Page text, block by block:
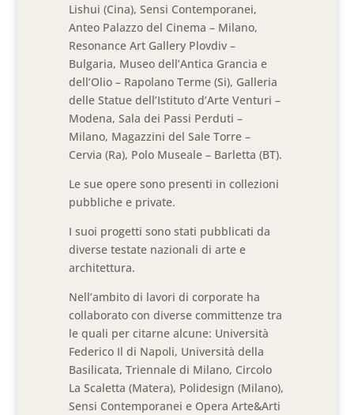
Lishui (Cina), Sensi Contemporanei,
Anteo Palazzo del Cinema – Milano,
Resonance Art Gallery Plovdiv –
Bulgaria, Museo dell’Antica Grancia e
dell’Olio – Rapolano Terme (Si), Galleria
delle Statue dell’Istituto d’Arte Venturi –
Modena, Sala dei Passi Perduti –
Milano, Magazzini del Sale Torre –
Cervia (Ra), Polo Museale – Barletta (BT).
Le sue opere sono presenti in collezioni
pubbliche e private.
I suoi progetti sono stati pubblicati da
diverse testate nazionali di arte e
architettura.
Nell’ambito di lavori di corporate ha
collaborato con diverse committenze tra
le quali per citarne alcune: Università
Federico Il di Napoli, Università della
Basilicata, Triennale di Milano, Circolo
La Scaletta (Matera), Polidesign (Milano),
Sensi Contemporanei e Opera Arte&Arti